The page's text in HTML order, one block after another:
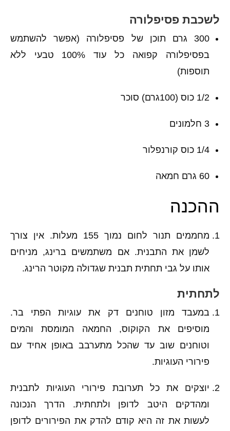
לשכבת פסיפלורה
300 גרם תוכן של פסיפלורה (אפשר להשתמש
בפסיפלורה קפואה כל עוד 100% טבעי ללא
תוספות)
1/2 כוס (100גרם) סוכר
3 חלמונים
1/4 כוס קורנפלור
60 גרם חמאה
ההכנה
מחממים תנור לחום נמוך 155 מעלות. אין צורך
לשמן את התבנית. אם משתמשים ברינג, מניחים
אותו על גבי תחתית תבנית שגדולה מקוטר הרינג.
לתחתית
במעבד מזון טוחנים דק את עוגיות הפתי בר.
מוסיפים את הקוקוס, החמאה המומסת והמים
וטוחנים שוב עד שהכל מתערבב באופן אחיד עם
פירורי העוגיות.
יוצקים את כל תערובת פירורי העוגיות לתבנית
ומהדקים היטב לדופן ולתחתית. הדרך הנכונה
לעשות את זה היא קודם להדק את הפירורים לדופן